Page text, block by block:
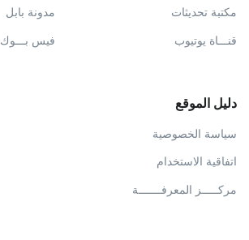
مكتبة تحديثات
قنـــاة يوتيوب
مدونة بابل
فيس بـــوك
دليل الموقع
سياسة الخصوصية
اتفاقية الاستخدام
مركـــــز المعرفـــــــة